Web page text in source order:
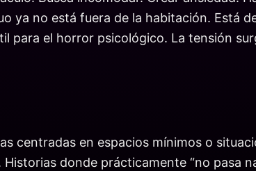
ya no está fuera de la habitación. Está
el horror psicológico. La tensión
centradas en espacios mínimos o
donde prácticamente “no pasa